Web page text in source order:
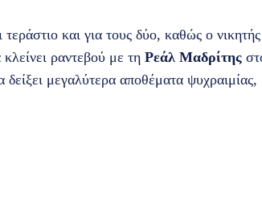
τεράστιο και για τους δύο, καθώς ο νικητής
ραντεβού με τη Ρεάλ Μαδρίτης
μεγαλύτερα αποθέματα ψυχραιμίας,